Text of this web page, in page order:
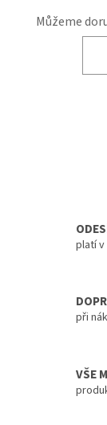
Můžeme
platí
při
VŠE